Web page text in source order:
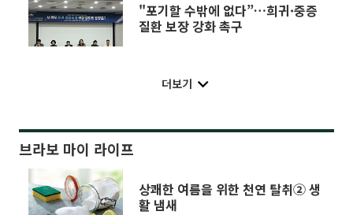
"포기할 수밖에 없다”…희귀·중증
질환 보장 강화 촉구
더보기
브라보 마이 라이프
상쾌한 여름을 위한 천연 탈취② 생
활 냄새